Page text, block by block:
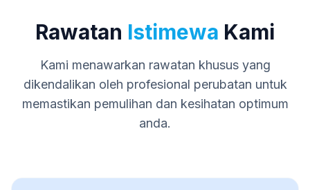
Rawatan Istimewa Kami
Kami menawarkan rawatan khusus yang
dikendalikan oleh profesional perubatan untuk
memastikan pemulihan dan kesihatan optimum
anda.